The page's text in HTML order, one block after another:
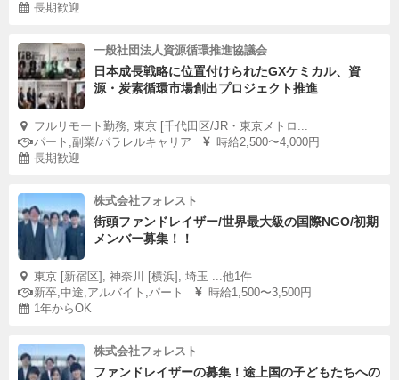
長期歓迎
一般社団法人資源循環推進協議会
日本成長戦略に位置付けられたGXケミカル、資
源・炭素循環市場創出プロジェクト推進
フルリモート勤務, 東京 [千代田区/JR・東京メトロ...
パート,副業/パラレルキャリア
時給2,500〜4,000円
長期歓迎
株式会社フォレスト
街頭ファンドレイザー/世界最大級の国際NGO/初期
メンバー募集！！
東京 [新宿区], 神奈川 [横浜], 埼玉 ...他1件
新卒,中途,アルバイト,パート
時給1,500〜3,500円
1年からOK
株式会社フォレスト
ファンドレイザーの募集！途上国の子どもたちへの